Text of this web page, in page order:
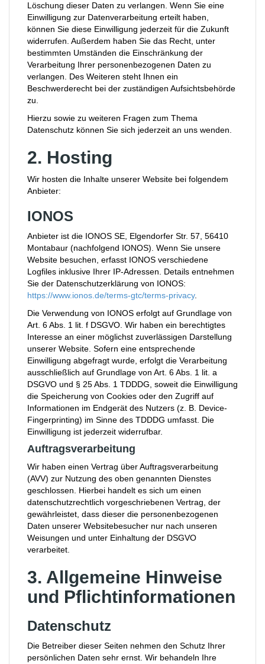
Löschung dieser Daten zu verlangen. Wenn Sie eine
Einwilligung zur Datenverarbeitung erteilt haben,
können Sie diese Einwilligung jederzeit für die Zukunft
widerrufen. Außerdem haben Sie das Recht, unter
bestimmten Umständen die Einschränkung der
Verarbeitung Ihrer personenbezogenen Daten zu
verlangen. Des Weiteren steht Ihnen ein
Beschwerderecht bei der zuständigen Aufsichtsbehörde
zu.
Hierzu sowie zu weiteren Fragen zum Thema
Datenschutz können Sie sich jederzeit an uns wenden.
2. Hosting
Wir hosten die Inhalte unserer Website bei folgendem
Anbieter:
IONOS
Anbieter ist die IONOS SE, Elgendorfer Str. 57, 56410
Montabaur (nachfolgend IONOS). Wenn Sie unsere
Website besuchen, erfasst IONOS verschiedene
Logfiles inklusive Ihrer IP-Adressen. Details entnehmen
Sie der Datenschutzerklärung von IONOS:
https://www.ionos.de/terms-gtc/terms-privacy.
Die Verwendung von IONOS erfolgt auf Grundlage von
Art. 6 Abs. 1 lit. f DSGVO. Wir haben ein berechtigtes
Interesse an einer möglichst zuverlässigen Darstellung
unserer Website. Sofern eine entsprechende
Einwilligung abgefragt wurde, erfolgt die Verarbeitung
ausschließlich auf Grundlage von Art. 6 Abs. 1 lit. a
DSGVO und § 25 Abs. 1 TDDDG, soweit die Einwilligung
die Speicherung von Cookies oder den Zugriff auf
Informationen im Endgerät des Nutzers (z. B. Device-
Fingerprinting) im Sinne des TDDDG umfasst. Die
Einwilligung ist jederzeit widerrufbar.
Auftragsverarbeitung
Wir haben einen Vertrag über Auftragsverarbeitung
(AVV) zur Nutzung des oben genannten Dienstes
geschlossen. Hierbei handelt es sich um einen
datenschutzrechtlich vorgeschriebenen Vertrag, der
gewährleistet, dass dieser die personenbezogenen
Daten unserer Websitebesucher nur nach unseren
Weisungen und unter Einhaltung der DSGVO
verarbeitet.
3. Allgemeine Hinweise
und Pflicht­informationen
Datenschutz
Die Betreiber dieser Seiten nehmen den Schutz Ihrer
persönlichen Daten sehr ernst. Wir behandeln Ihre